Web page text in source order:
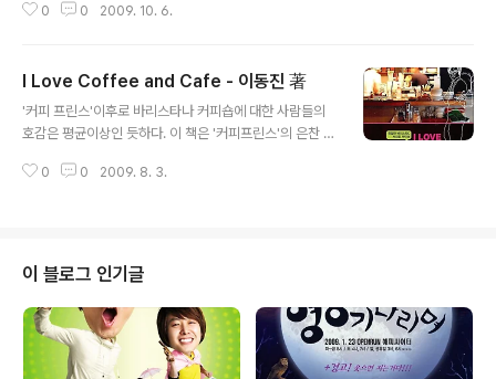
니 잠시 시간을 내어 볼만하다. 들인 시간에 비해 남는 것은
사람이 이거 미친거 아니야? 하는 경우가 상당히 많다. 하
니다. 사실 이유는 내가 알고 있다. 내가 야구와 관련된 책
을 본게 처음이 아니라서 그렇다. 그 동안 야구 룰이 바뀐
것도 아닌데, 이걸 다시 본다고 뭐 새로울게 있겠나.. 하지
아무리 룰을 잘 안다고 생각해도, 책을 본적이 없다면 꼭 한
0 0 2009. 10. 6.
I Love Coffee and Cafe - 이동진 著
'커피 프린스'이후로 바리스타나 커피숍에 대한 사람들의
호감은 평균이상인 듯하다. 이 책은 '커피프린스'의 은찬 스
의 책은 아니지만 커피에 대한 입문서로는 어느 정도의 역
심이 더 많은 편인데, 이번 기회에 드롭식 커페에 대해서도
좀 관심을 가져봐야겠다. 그쪽도 나름 매력이 있어 보인단
말이지.. 어찌되었든 영감을 자극하는 데는 그런대로 의미
가 있는 책이었다.
0 0 2009. 8. 3.
이 블로그 인기글